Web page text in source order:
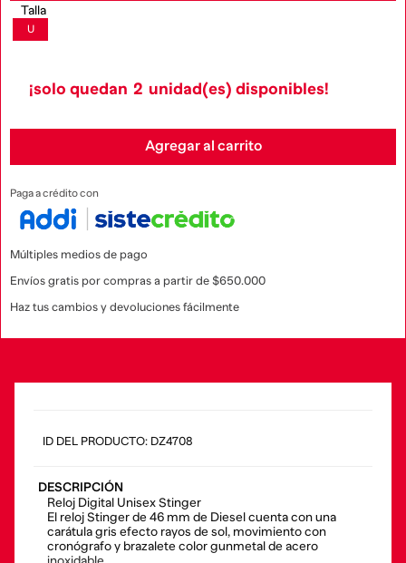
Talla
U
¡solo quedan 2 unidad(es) disponibles!
Agregar al carrito
Paga a crédito con
Múltiples medios de pago
Envíos gratis por compras a partir de $650.000
Haz tus cambios y devoluciones fácilmente
: DZ4708
DESCRIPCIÓN
Reloj Digital Unisex Stinger
El reloj Stinger de 46 mm de Diesel cuenta con una
carátula gris efecto rayos de sol, movimiento con
cronógrafo y brazalete color gunmetal de acero